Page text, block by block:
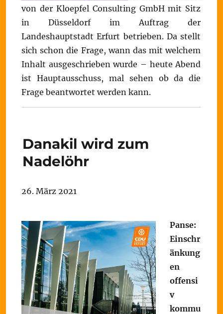
von der Kloepfel Consulting GmbH mit Sitz
in Düsseldorf im Auftrag der
Landeshauptstadt Erfurt betrieben. Da stellt
sich schon die Frage, wann das mit welchem
Inhalt ausgeschrieben wurde – heute Abend
ist Hauptausschuss, mal sehen ob da die
Frage beantwortet werden kann.
Danakil wird zum
Nadelöhr
26. März 2021
Panse:
Einschr
änkung
en
offensi
v
kommu